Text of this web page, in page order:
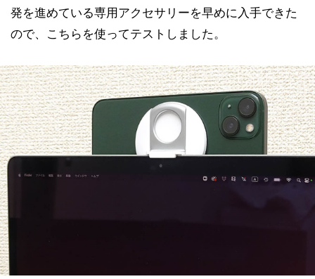
発を進めている専用アクセサリーを早めに入手できた
ので、こちらを使ってテストしました。